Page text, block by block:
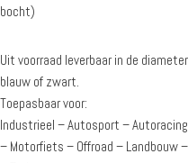
bocht)
Uit voorraad leverbaar in de
blauw of zwart.
Toepasbaar voor:
Industrieel – Autosport –
– Motorfiets – Offroad – Landbouw